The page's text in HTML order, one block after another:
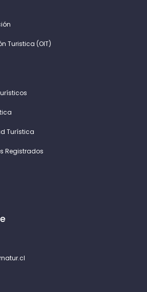
Turistica (OIT)
Turística
Registrados